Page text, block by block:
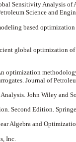
Sensitivity Analysis
Science and
based
global optimization
optimization
Journal of
John Wiley and
Second Edition.
Algebra and
Inc.